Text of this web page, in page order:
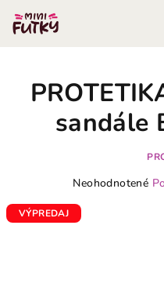
obsah
sandále
Priemerné
produktu
Neohodnotené
VÝPREDAJ